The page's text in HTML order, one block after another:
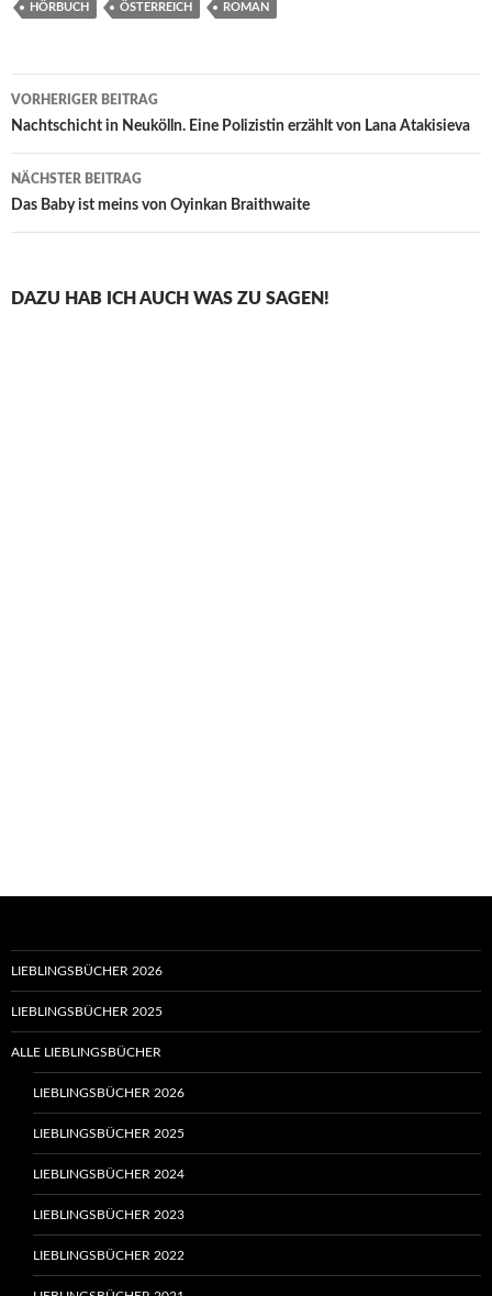
HÖRBUCH ÖSTERREICH ROMAN
Beitragsnavigation
VORHERIGER BEITRAG
Nachtschicht in Neukölln. Eine Polizistin erzählt von Lana Atakisieva
NÄCHSTER BEITRAG
Das Baby ist meins von Oyinkan Braithwaite
DAZU HAB ICH AUCH WAS ZU SAGEN!
LIEBLINGSBÜCHER 2026
LIEBLINGSBÜCHER 2025
ALLE LIEBLINGSBÜCHER
LIEBLINGSBÜCHER 2026
LIEBLINGSBÜCHER 2025
LIEBLINGSBÜCHER 2024
LIEBLINGSBÜCHER 2023
LIEBLINGSBÜCHER 2022